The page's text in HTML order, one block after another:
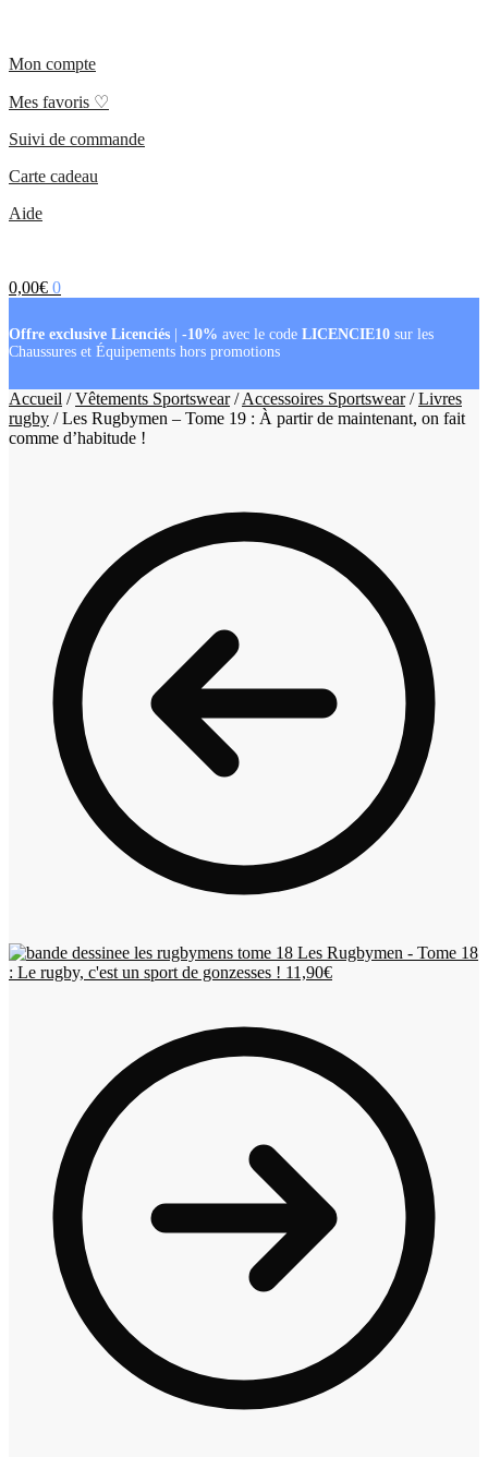
Mon compte
Mes favoris ♡
Suivi de commande
Carte cadeau
Aide
0,00€ 0
Offre exclusive Licenciés -10% avec le code LICENCIE10 sur les
Chaussures et Équipements hors promotions
Accueil /Vêtements Sportswear/Accessoires Sportswear/Livres
rugby /Les Rugbymen – Tome 19 : À partir de maintenant, on fait
comme d’habitude !
Les Rugbymen - Tome 18
: Le rugby, c'est un sport de gonzesses ! 11,90€